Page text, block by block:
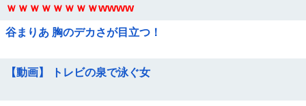
ｗｗｗｗｗｗｗｗwwww
谷まりあ 胸のデカさが目立つ！
【動画】 トレビの泉で泳ぐ女